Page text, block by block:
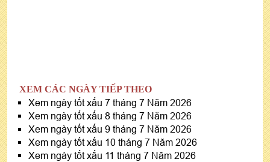
XEM CÁC NGÀY TIẾP THEO
Xem ngày tốt xấu 7 tháng 7 Năm 2026
Xem ngày tốt xấu 8 tháng 7 Năm 2026
Xem ngày tốt xấu 9 tháng 7 Năm 2026
Xem ngày tốt xấu 10 tháng 7 Năm 2026
Xem ngày tốt xấu 11 tháng 7 Năm 2026